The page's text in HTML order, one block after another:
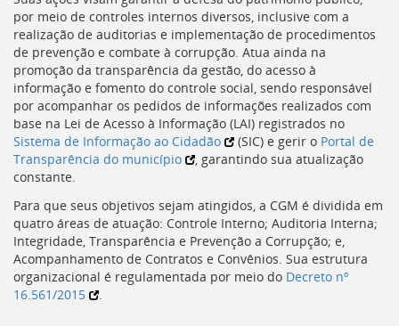
Ir
para
a
lista
de
secretarias
[]
Ir
para
a
de
legislação
[]
Ir
para
a
por meio de controles internos diversos, inclusive com a
realização de auditorias e implementação de procedimentos
de prevenção e combate à corrupção. Atua ainda na
promoção da transparência da gestão, do acesso à
informação e fomento do controle social, sendo responsável
por acompanhar os pedidos de informações realizados com
base na Lei de Acesso à Informação (LAI) registrados no
Sistema de Informação ao Cidadão
(SIC) e gerir o Portal de
Transparência do município
, garantindo sua atualização
constante.
Para que seus objetivos sejam atingidos, a CGM é dividida em
quatro áreas de atuação: Controle Interno; Auditoria Interna;
Integridade, Transparência e Prevenção a Corrupção; e,
Acompanhamento de Contratos e Convênios. Sua estrutura
organizacional é regulamentada por meio do Decreto nº
16.561/2015